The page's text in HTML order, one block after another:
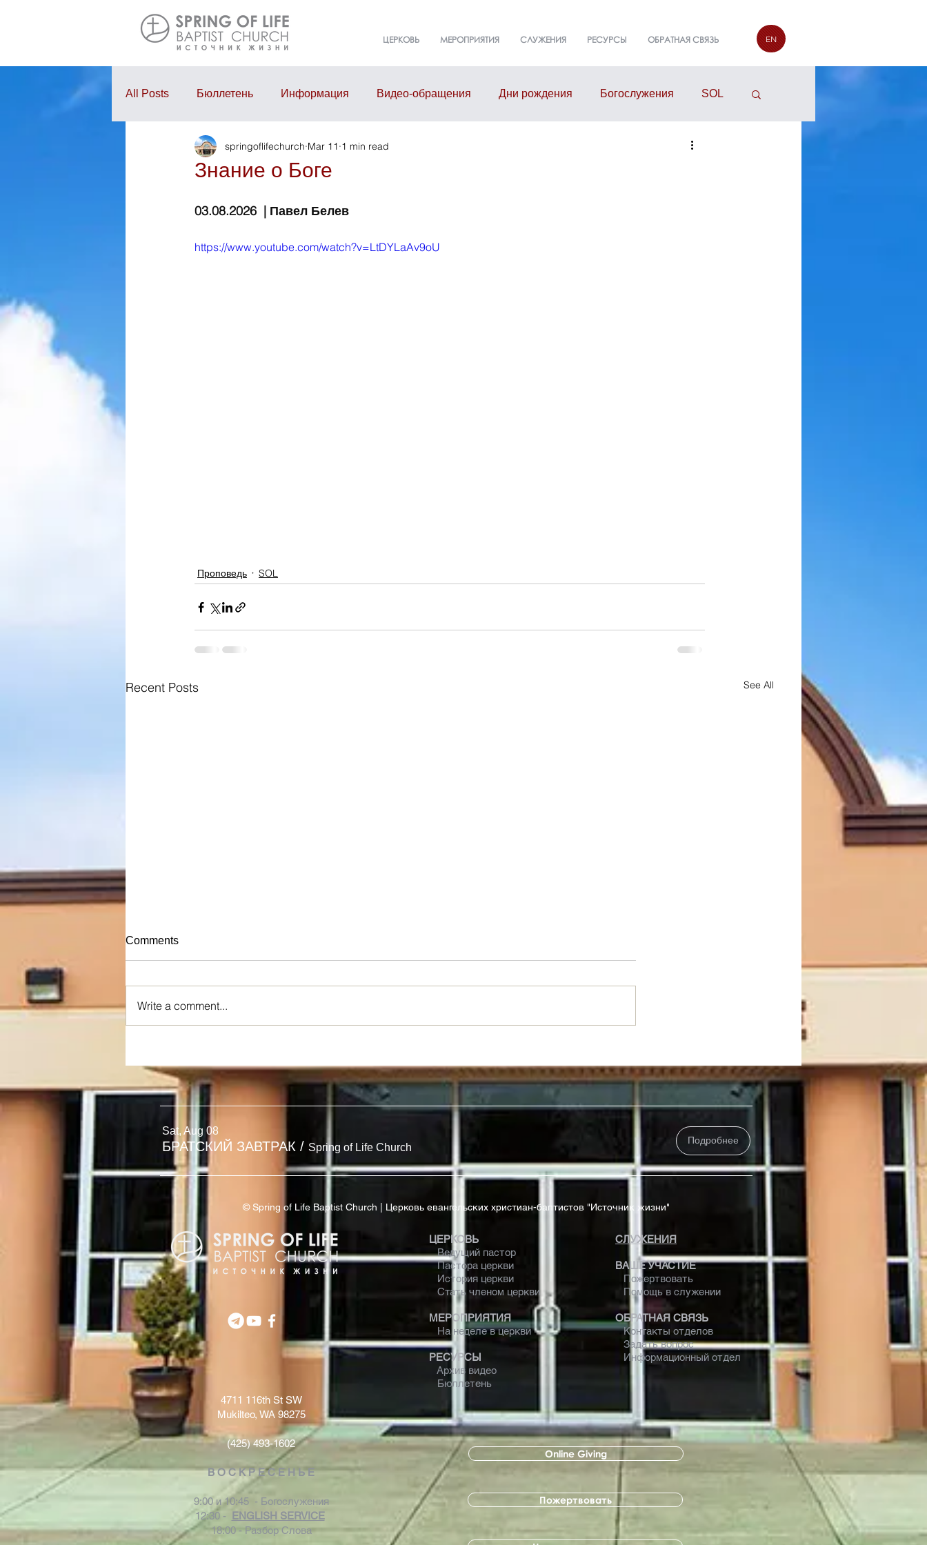
ЦЕРКОВЬ МЕРОПРИЯТИЯ СЛУЖЕНИЯ РЕСУРСЫ ОБРАТНАЯ СВЯЗЬ EN
All Posts Бюллетень Информация Видео-обращения Дни рождения Богослужения SOL
Проповедь Годовой отчёт События
Знание о Боге
springoflifechurch Mar 11 1 min read
03.08.2026  | Павел Белев
https://www.youtube.com/watch?v=LtDYLaAv9oU
Проповедь SOL
Recent Posts See All
Праведности
Comments
Write a comment...
Sat, Aug 08
БРАТСКИЙ ЗАВТРАК / Spring of Life Church
Подробнее
© Spring of Life Baptist Church | Церковь евангельских христиан-баптистов "Источник жизни"
4711 116th St SW
Mukilteo, WA 98275
(425) 493-1602
В О С К Р Е С Е Н Ь Е
9:00 и 10:45 - Богослужения
12:30 -
ENGLISH SERVICE
18:00 - Разбор Слова
ЦЕРКОВЬ
Ведущий пастор
Пастора церкви
История церкви
Стать членом церкви
МЕРОПРИЯТИЯ
На неделе в церкви
РЕСУРСЫ
Архив видео
Бюллетень
СЛУЖЕНИЯ
ВАШЕ УЧАСТИЕ
Пожертвовать
Помощь в служении
ОБРАТНАЯ СВЯЗЬ
Контакты отделов
Задать вопрос
Информационный отдел
Online Giving
Пожертвовать